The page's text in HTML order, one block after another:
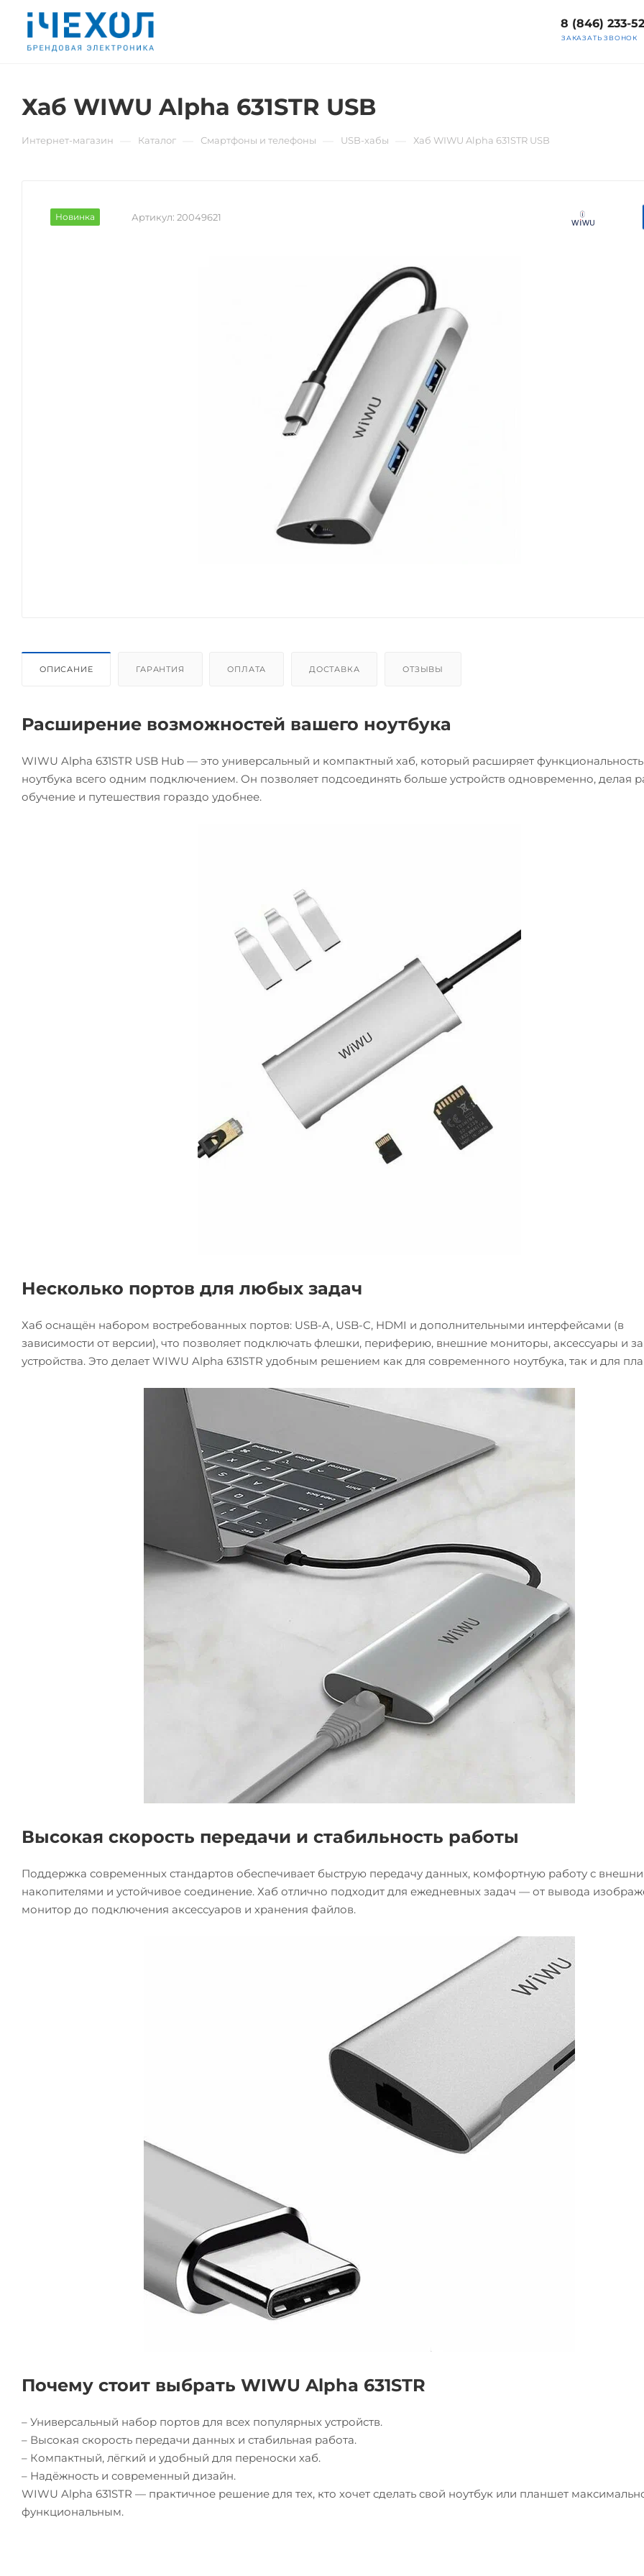
8 (846) 233-
ЗАКАЗАТЬ ЗВОНОК
Хаб WIWU Alpha 631STR USB
Интернет-магазин Каталог Смартфоны и телефоны USB-хабы Хаб WIWU Alpha 631STR USB
Новинка Артикул: 20049621
ОПИСАНИЕ ГАРАНТИЯ ОПЛАТА ДОСТАВКА ОТЗЫВЫ
Расширение возможностей вашего ноутбука
WIWU Alpha 631STR USB Hub — это универсальный и компактный хаб, который расширяет функциональность
ноутбука всего одним подключением. Он позволяет подсоединять больше устройств одновременно, делая
обучение и путешествия гораздо удобнее.
Несколько портов для любых задач
Хаб оснащён набором востребованных портов: USB-A, USB-C, HDMI и дополнительными интерфейсами (в
зависимости от версии), что позволяет подключать флешки, периферию, внешние мониторы, аксессуары и
устройства. Это делает WIWU Alpha 631STR удобным решением как для современного ноутбука, так и для
Высокая скорость передачи и стабильность работы
Поддержка современных стандартов обеспечивает быструю передачу данных, комфортную работу с
накопителями и устойчивое соединение. Хаб отлично подходит для ежедневных задач — от вывода
монитор до подключения аксессуаров и хранения файлов.
Почему стоит выбрать WIWU Alpha 631STR
– Универсальный набор портов для всех популярных устройств.
– Высокая скорость передачи данных и стабильная работа.
– Компактный, лёгкий и удобный для переноски хаб.
– Надёжность и современный дизайн.
WIWU Alpha 631STR — практичное решение для тех, кто хочет сделать свой ноутбук или планшет
функциональным.